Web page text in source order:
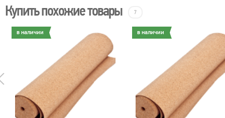
Купить похожие товары 7
в наличии в наличии